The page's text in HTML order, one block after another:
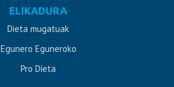
ELIKADURA
Dieta mugatuak
Egunero Eguneroko
Pro Dieta